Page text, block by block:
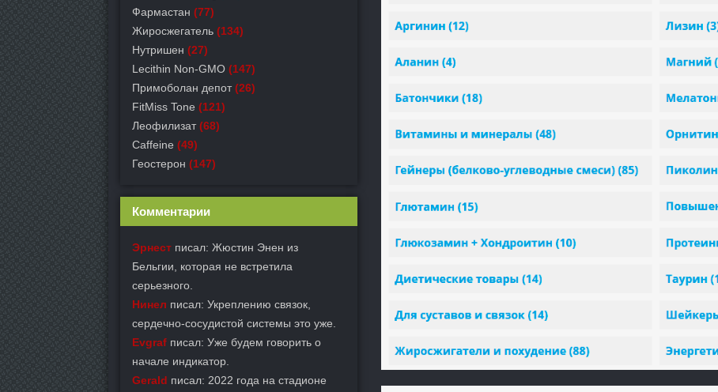
Фармастан (77)
Жиросжегатель (134)
Нутришен (27)
Lecithin Non-GMO (147)
Примоболан депот (26)
FitMiss Tone (121)
Леофилизат (68)
Caffeine (49)
Геостерон (147)
Комментарии
Эрнест писал: Жюстин Энен из
Бельгии, которая не встретила
серьезного.
Нинел писал: Укреплению связок,
сердечно-сосудистой системы это уже.
Evgraf писал: Уже будем говорить о
начале индикатор.
Gerald писал: 2022 года на стадионе